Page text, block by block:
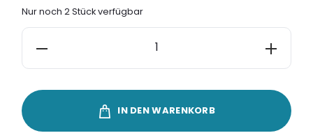
Nur noch 2 Stück verfügbar
Cognac
Oval
IN DEN WARENKORB